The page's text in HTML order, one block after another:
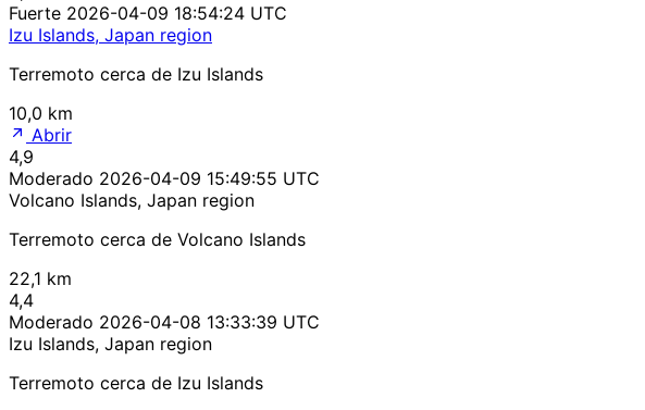
Fuerte 2026-04-09 18:54:24 UTC
Izu Islands, Japan region
Terremoto cerca de Izu Islands
10,0 km
Abrir
4,9
Moderado 2026-04-09 15:49:55 UTC
Volcano Islands, Japan region
Terremoto cerca de Volcano Islands
22,1 km
4,4
Moderado 2026-04-08 13:33:39 UTC
Izu Islands, Japan region
Terremoto cerca de Izu Islands